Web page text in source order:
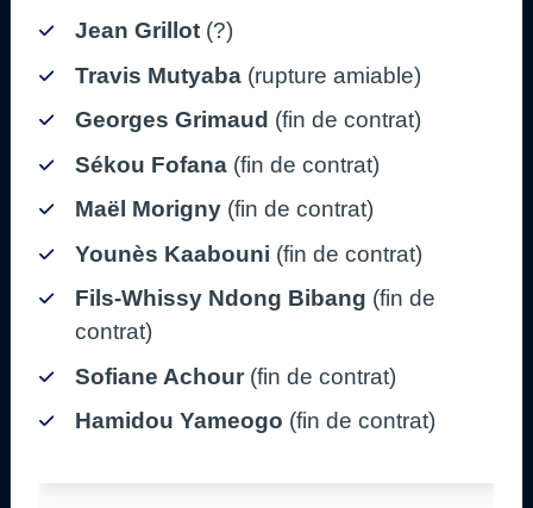
Jean Grillot (?)
Travis Mutyaba (rupture amiable)
Georges Grimaud (fin de contrat)
Sékou Fofana (fin de contrat)
Maël Morigny (fin de contrat)
Younès Kaabouni (fin de contrat)
Fils-Whissy Ndong Bibang (fin de
contrat)
Sofiane Achour (fin de contrat)
Hamidou Yameogo (fin de contrat)